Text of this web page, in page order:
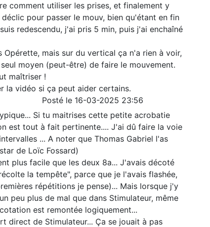
comment utiliser les prises, et finalement y
pour passer le mouv, bien qu'étant en fin
redescendu, j'ai pris 5 min, puis j'ai enchaîné
Opérette, mais sur du vertical ça n'a rien à voir,
moyen (peut-être) de faire le mouvement.
maîtriser !
la vidéo si ça peut aider certains.
Posté le 16-03-2025 23:56
Si tu maitrises cette petite acrobatie
est tout à fait pertinente.... J'ai dû faire la voie
... A noter que Thomas Gabriel l'as
de Loïc Fossard)
plus facile que les deux 8a... J'avais décoté
la tempête", parce que je l'avais flashée,
répétitions je pense)... Mais lorsque j'y
peu plus de mal que dans Stimulateur, même
est remontée logiquement...
direct de Stimulateur... Ça se jouait à pas